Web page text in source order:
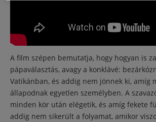
A film szépen bemutatja, hogy hogyan is
pápaválasztás, avagy a konklávé:
Vatikánban, és addig nem jönnek ki, amíg
állapodnak egyetlen személyben. A
minden kör után elégetik, és amíg fekete
addig nem sikerült a folyamat, amikor